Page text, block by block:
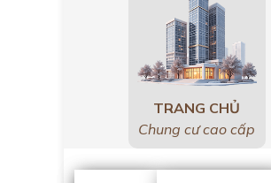
TRANG CHỦ
Chung cư cao cấp